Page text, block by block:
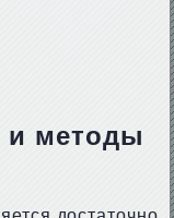
и методы